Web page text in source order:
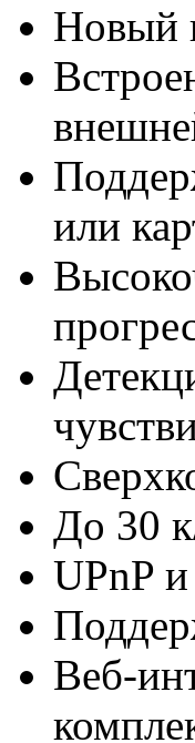
Новый
или
До 30
UPnP
Веб-